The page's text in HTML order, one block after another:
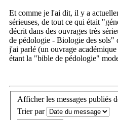
Et comme je l'ai dit, il y a
sérieuses, de tout ce qui était
décrit dans des ouvrages très
de pédologie - Biologie des
j'ai parlé (un ouvrage
étant la "bible de pédologie"
Afficher les messages publiés
Trier par